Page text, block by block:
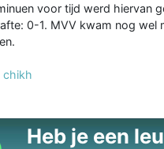
voor tijd werd hiervan
0-1. MVV kwam nog wel
chikh
Heb je een